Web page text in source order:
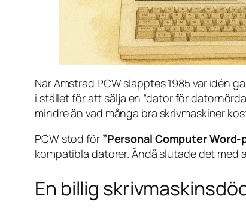
När Amstrad PCW släpptes 1985 var idén
i stället för att sälja en ”dator för
mindre än vad många bra skrivmaskiner
PCW stod för ”Personal Computer Word-
kompatibla datorer. Ändå slutade det med
En billig